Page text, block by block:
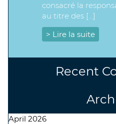
consacré la
au titre des […]
> Lire la suite
Recent
April 2026